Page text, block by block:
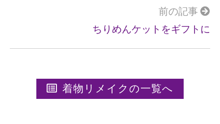
前の記事
ちりめんケットをギフトに
着物リメイクの一覧へ